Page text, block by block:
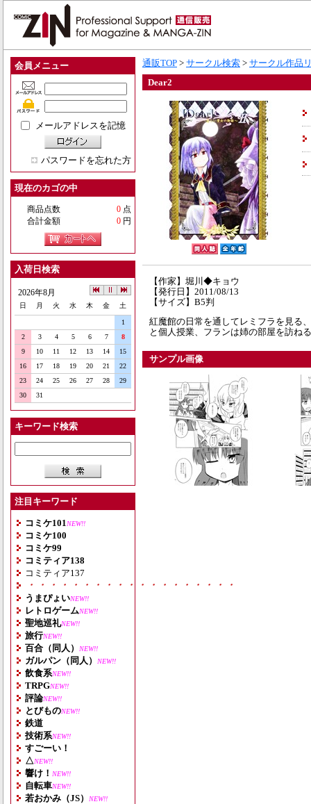
会員メニュー
メールアドレスを記憶
パスワードを忘れた方
現在のカゴの中
商品点数 0 点
合計金額
0 円
入荷日検索
2026年8月
日 月 火 水 木 金 土
1
2
3 4 5 6 7
8
9
10 11 12 13 14
15
16
17 18 19 20 21
22
23
24 25 26 27 28
29
30
31
キーワード検索
注目キーワード
コミケ101 NEW!!
コミケ100
コミケ99
コミティア138
コミティア137
・・・・・・・・・・・・・・・・・・・
うまぴょいNEW!!
レトロゲームNEW!!
聖地巡礼NEW!!
旅行NEW!!
百合（同人） NEW!!
ガルパン（同人） NEW!!
飲食系NEW!!
TRPGNEW!!
評論NEW!!
とびものNEW!!
鉄道
技術系NEW!!
すごーい！
△NEW!!
響け！ NEW!!
自転車NEW!!
若おかみ（JS） NEW!!
通販TOP > サークル検索 > サークル作品
Dear2
【作家】堀川◆キョウ
【発行日】2011/08/13
【サイズ】B5判
紅魔館の日常を通してレミフラを見る
と個人授業、フランは姉の部屋を訪ね
サンプル画像